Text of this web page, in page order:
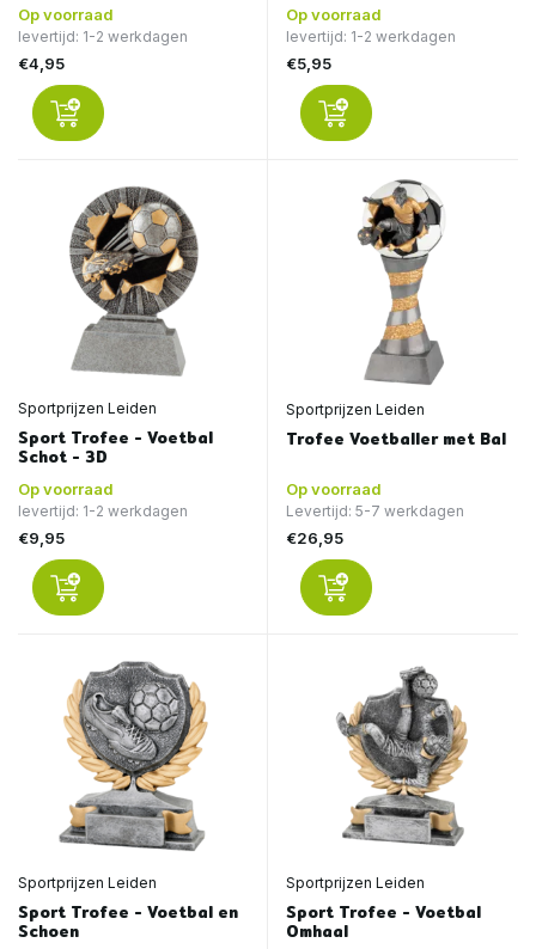
Op voorraad
levertijd: 1-2 werkdagen
€4,95
Op voorraad
levertijd: 1-2 werkdagen
€5,95
Sportprijzen Leiden
Sport Trofee - Voetbal
Schot - 3D
Op voorraad
levertijd: 1-2 werkdagen
€9,95
Sportprijzen Leiden
Trofee Voetballer met Bal
Op voorraad
Levertijd: 5-7 werkdagen
€26,95
Sportprijzen Leiden
Sport Trofee - Voetbal en
Schoen
Sportprijzen Leiden
Sport Trofee - Voetbal
Omhaal